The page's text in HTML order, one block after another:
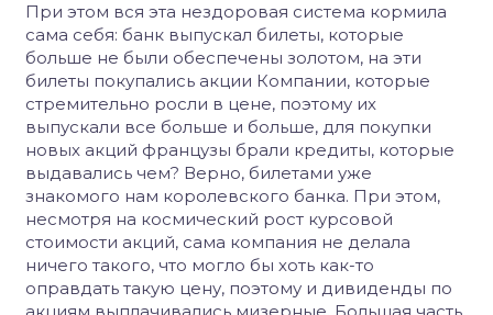
При этом вся эта нездоровая система кормила
сама себя: банк выпускал билеты, которые
больше не были обеспечены золотом, на эти
билеты покупались акции Компании, которые
стремительно росли в цене, поэтому их
выпускали все больше и больше, для покупки
новых акций французы брали кредиты, которые
выдавались чем? Верно, билетами уже
знакомого нам королевского банка. При этом,
несмотря на космический рост курсовой
стоимости акций, сама компания не делала
ничего такого, что могло бы хоть как-то
оправдать такую цену, поэтому и дивиденды по